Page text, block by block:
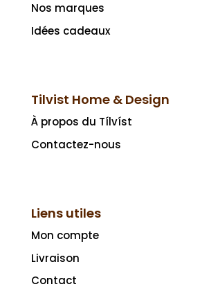
Nos marques
Idées cadeaux
Tilvist Home & Design
À propos du Tílvíst
Contactez-nous
Liens utiles
Mon compte
Livraison
Contact